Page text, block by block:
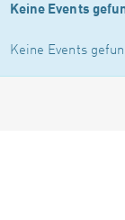
Keine Events
Keine Events